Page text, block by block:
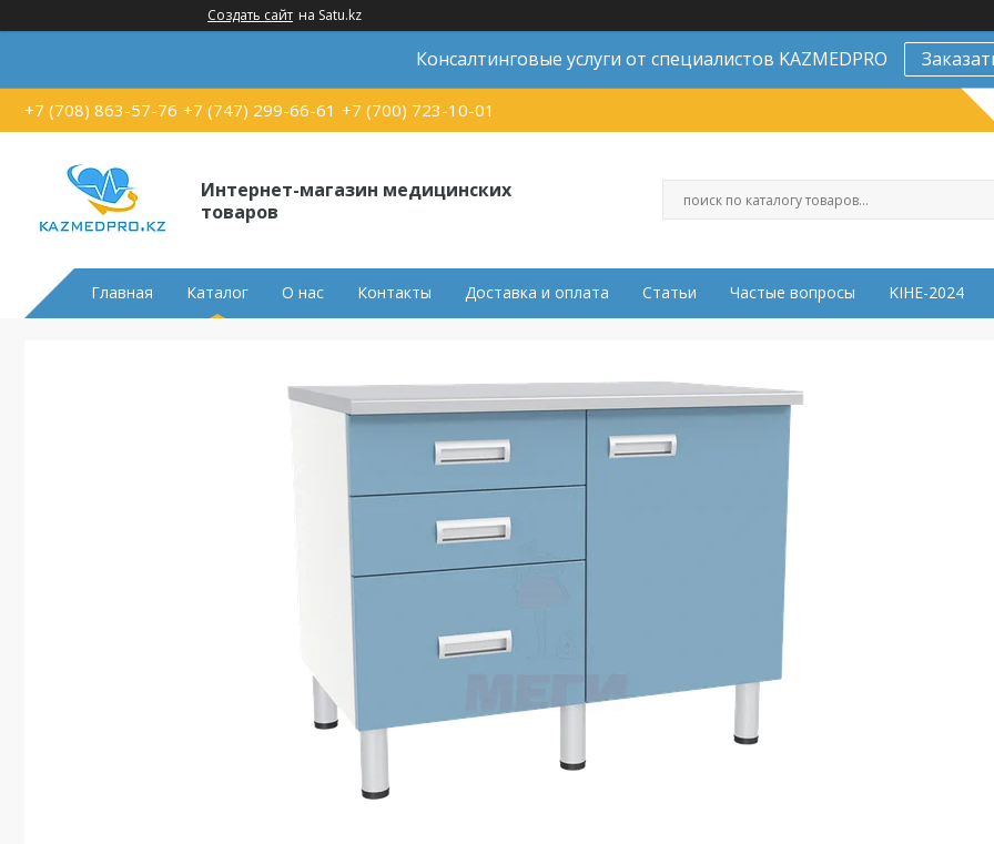
Создать сайт на Satu.kz
Консалтинговые услуги от специалистов KAZMEDPRO
+7 (708) 863-57-76 +7 (747) 299-66-61 +7 (700) 723-10-01
Интернет-магазин медицинских
товаров
Главная Каталог О нас Контакты Доставка и оплата Статьи Частые вопросы KIHE-2024